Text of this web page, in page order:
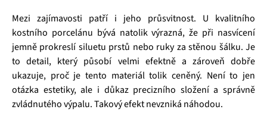
Mezi zajímavosti patří i jeho průsvitnost. U kvalitního
kostního porcelánu bývá natolik výrazná, že při nasvícení
jemně prokreslí siluetu prstů nebo ruky za stěnou šálku. Je
to detail, který působí velmi efektně a zároveň dobře
ukazuje, proč je tento materiál tolik ceněný. Není to jen
otázka estetiky, ale i důkaz precizního složení a správně
zvládnutého výpalu. Takový efekt nevzniká náhodou.